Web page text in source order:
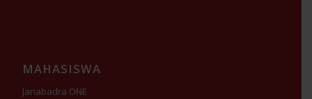
MAHASISWA
Janabadra ONE